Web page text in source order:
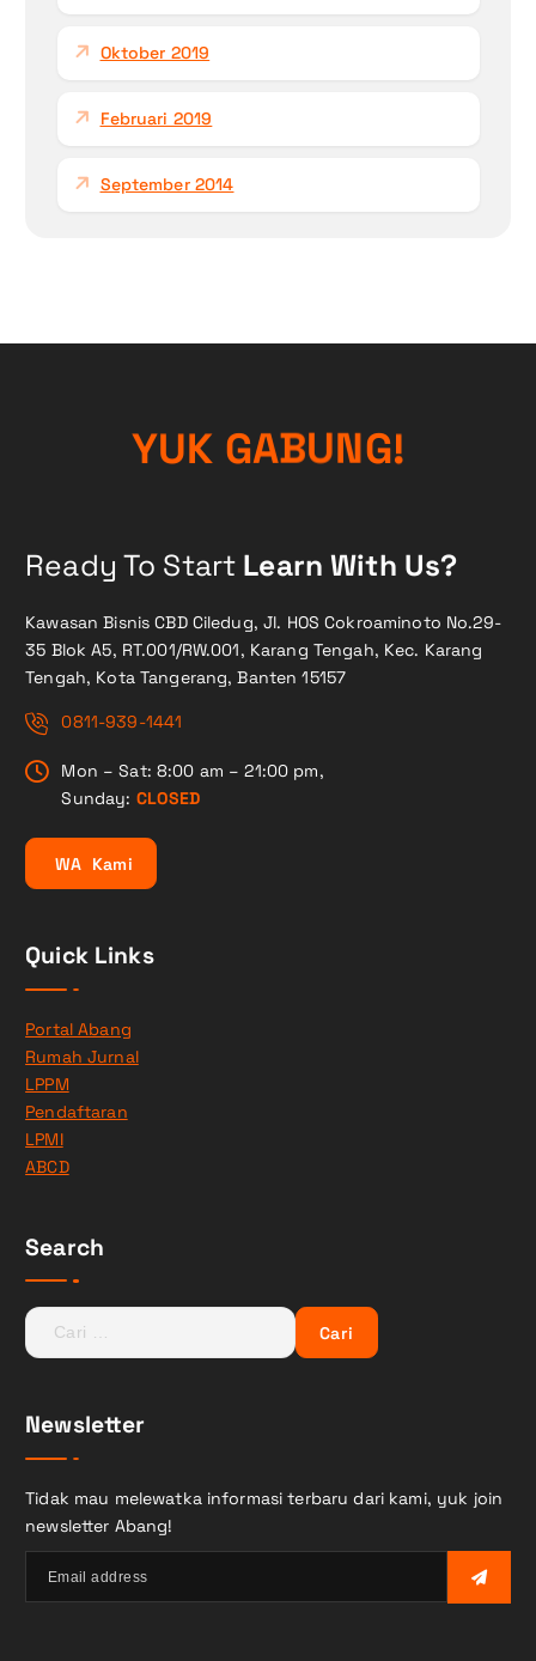
Oktober 2019
Februari 2019
September 2014
YUK GABUNG!
Ready To Start Learn With Us?
Kawasan Bisnis CBD Ciledug, Jl. HOS Cokroaminoto No.29-
35 Blok A5, RT.001/RW.001, Karang Tengah, Kec. Karang
Tengah, Kota Tangerang, Banten 15157
0811-939-1441
Mon – Sat: 8:00 am – 21:00 pm,
Sunday: CLOSED
WA Kami
Quick Links
Portal Abang
Rumah Jurnal
LPPM
Pendaftaran
LPMI
ABCD
Search
C
a
u
n
u
k
Newsletter
Tidak mau melewatka informasi terbaru dari kami, yuk join
newsletter Abang!